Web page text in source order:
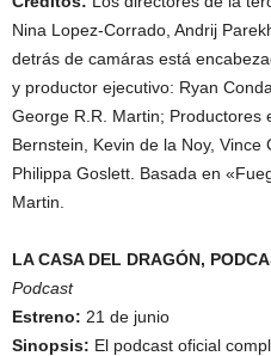
Nina Lopez-Corrado, Andrij
detrás de camáras está
y productor ejecutivo: Ryan
George R.R. Martin; Productores
Bernstein, Kevin de la Noy, Vince
Philippa Goslett. Basada en
Martin.
LA CASA DEL DRAGÓN,
Podcast
Estreno: 21 de junio
Sinopsis: El podcast oficial